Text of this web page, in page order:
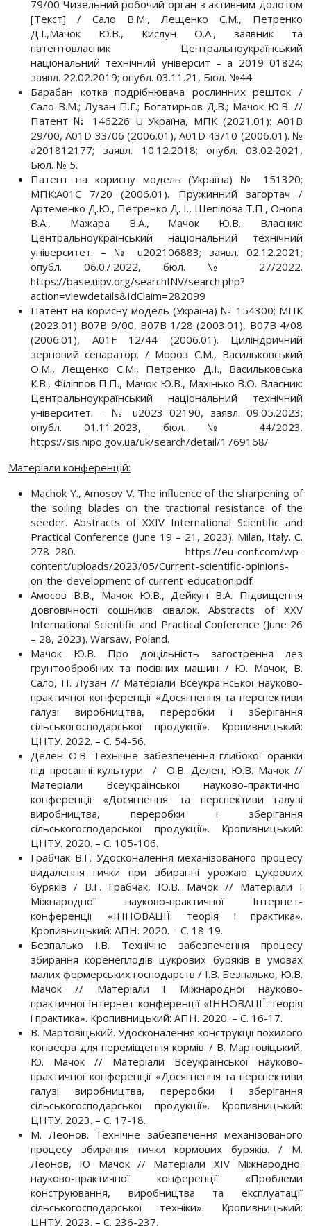
79/00 Чизельний робочий орган з активним долотом
[Текст] / Сало В.М., Лещенко С.М., Петренко
Д.І.,Мачок Ю.В., Кислун О.А., заявник та
патентовласник Центральноукраїнський
національний технічний університ – а 2019 01824;
заявл. 22.02.2019; опубл. 03.11.21, Бюл. №44.
Барабан котка подрібнювача рослинних решток /
Сало В.М.; Лузан П.Г.; Богатирьов Д.В.; Мачок Ю.В. //
Патент № 146226 U Україна, МПК (2021.01): А01В
29/00, А01D 33/06 (2006.01), А01D 43/10 (2006.01). №
а201812177; заявл. 10.12.2018; опубл. 03.02.2021,
Бюл. № 5.
Патент на корисну модель (Україна) № 151320;
МПК:A01C 7/20 (2006.01). Пружинний загортач /
Артеменко Д.Ю., Петренко Д. І., Шепілова Т.П., Онопа
В.А., Мажара В.А., Мачок Ю.В. Власник:
Центральноукраїнський національний технічний
університет. – № u202106883; заявл. 02.12.2021;
опубл. 06.07.2022, бюл. № 27/2022.
https://base.uipv.org/searchINV/search.php?
action=viewdetails&IdClaim=282099
Патент на корисну модель (Україна) № 154300; МПК
(2023.01) В07В 9/00, В07В 1/28 (2003.01), В07В 4/08
(2006.01), А01F 12/44 (2006.01). Циліндричний
зерновий сепаратор. / Мороз С.М., Васильковський
О.М., Лещенко С.М., Петренко Д.І., Васильковська
К.В., Філіппов П.П., Мачок Ю.В., Махінько В.О. Власник:
Центральноукраїнський національний технічний
університет. – № u2023 02190, заявл. 09.05.2023;
опубл. 01.11.2023, бюл. № 44/2023.
https://sis.nipo.gov.ua/uk/search/detail/1769168/
Матеріали конференцій:
Machok Y., Amosov V. The influence of the sharpening of
the soiling blades on the tractional resistance of the
seeder. Abstracts of XXIV International Scientific and
Practical Conference (June 19 – 21, 2023). Milan, Italy. С.
278–280. https://eu-conf.com/wp-
content/uploads/2023/05/Current-scientific-opinions-
on-the-development-of-current-education.pdf.
Амосов В.В., Мачок Ю.В., Дейкун В.А. Підвищення
довговічності сошників сівалок. Abstracts of XXV
International Scientific and Practical Conference (June 26
– 28, 2023). Warsaw, Poland.
Мачок Ю.В. Про доцільність загострення лез
грунтообробних та посівних машин / Ю. Мачок, В.
Сало, П. Лузан // Матеріали Всеукраїнської науково-
практичної конференції «Досягнення та перспективи
галузі виробництва, переробки і зберігання
сільськогосподарської продукції». Кропивницький:
ЦНТУ. 2022. – С. 54-56.
Делен О.В. Технічне забезпечення глибокої оранки
під просапні культури / О.В. Делен, Ю.В. Мачок //
Матеріали Всеукраїнської науково-практичної
конференції «Досягнення та перспективи галузі
виробництва, переробки і зберігання
сільськогосподарської продукції». Кропивницький:
ЦНТУ. 2020. – С. 105-106.
Грабчак В.Г. Удосконалення механізованого процесу
видалення гички при збиранні урожаю цукрових
буряків / В.Г. Грабчак, Ю.В. Мачок // Матеріали І
Міжнародної науково-практичної Інтернет-
конференції «ІННОВАЦІЇ: теорія і практика».
Кропивницький: АПН. 2020. – С. 18-19.
Безпалько І.В. Технічне забезпечення процесу
збирання коренеплодів цукрових буряків в умовах
малих фермерських господарств / І.В. Безпалько, Ю.В.
Мачок // Матеріали І Міжнародної науково-
практичної Інтернет-конференції «ІННОВАЦІЇ: теорія
і практика». Кропивницький: АПН. 2020. – С. 16-17.
В. Мартовіцький. Удосконалення конструкції похилого
конвеєра для переміщення кормів. / В. Мартовіцький,
Ю. Мачок // Матеріали Всеукраїнської науково-
практичної конференції «Досягнення та перспективи
галузі виробництва, переробки і зберігання
сільськогосподарської продукції». Кропивницький:
ЦНТУ. 2023. – С. 17-18.
М. Леонов. Технічне забезпечення механізованого
процесу збирання гички кормових буряків. / М.
Леонов, Ю Мачок // Матеріали XІV Міжнародної
науково-практичної конференції «Проблеми
конструювання, виробництва та експлуатації
сільськогосподарської техніки». Кропивницький:
ЦНТУ. 2023. – С. 236-237.